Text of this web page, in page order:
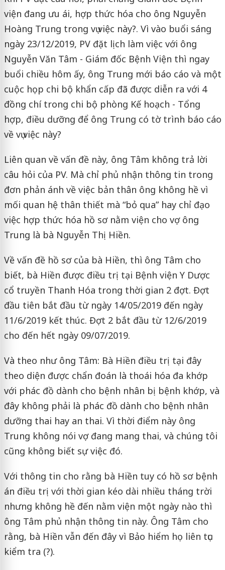
viện đang ưu ái, hợp thức hóa cho ông Nguyễn
Hoàng Trung trong vụ việc này?. Vì vào buổi sáng
ngày 23/12/2019, PV đặt lịch làm việc với ông
Nguyễn Văn Tâm - Giám đốc Bệnh Viện thì ngay
buổi chiều hôm ấy, ông Trung mới báo cáo và một
cuộc họp chi bộ khẩn cấp đã được diễn ra với 4
đồng chí trong chi bộ phòng Kế hoạch - Tổng
hợp, điều dưỡng để ông Trung có tờ trình báo cáo
về vụ việc này?
Liên quan về vấn đề này, ông Tâm không trả lời
câu hỏi của PV. Mà chỉ phủ nhận thông tin trong
đơn phản ánh về việc bản thân ông không hề vì
mối quan hệ thân thiết mà “bỏ qua” hay chỉ đạo
việc hợp thức hóa hồ sơ nằm viện cho vợ ông
Trung là bà Nguyễn Thị Hiền.
Về vấn đề hồ sơ của bà Hiền, thì ông Tâm cho
biết, bà Hiền được điều trị tại Bệnh viện Y Dược
cổ truyền Thanh Hóa trong thời gian 2 đợt. Đợt
đầu tiên bắt đầu từ ngày 14/05/2019 đến ngày
11/6/2019 kết thúc. Đợt 2 bắt đầu từ 12/6/2019
cho đến hết ngày 09/07/2019.
Và theo như ông Tâm: Bà Hiền điều trị tại đây
theo diện được chẩn đoán là thoái hóa đa khớp
với phác đồ dành cho bệnh nhân bị bệnh khớp, và
đây không phải là phác đồ dành cho bệnh nhân
dưỡng thai hay an thai. Vì thời điểm này ông
Trung không nói vợ đang mang thai, và chúng tôi
cũng không biết sự việc đó.
Với thông tin cho rằng bà Hiền tuy có hồ sơ bệnh
án điều trị với thời gian kéo dài nhiều tháng trời
nhưng không hề đến nằm viện một ngày nào thì
ông Tâm phủ nhận thông tin này. Ông Tâm cho
rằng, bà Hiền vẫn đến đây vì Bảo hiểm họ liên tục
kiểm tra (?).